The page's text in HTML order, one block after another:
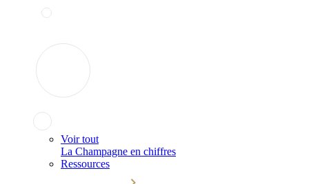
Voir tout
La Champagne en chiffres
Ressources